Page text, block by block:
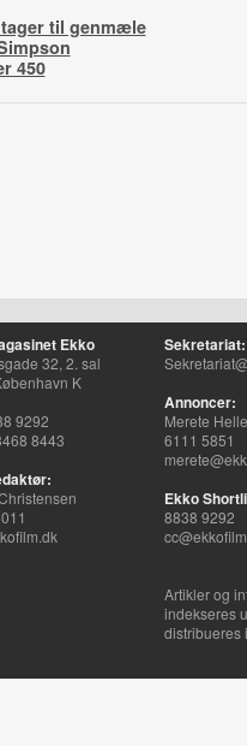
til genmæle
450
Ekko
32, 2. sal
K
9292
8443
Sekretariat:
Annoncer:
Merete
6111 5851
Ekko
8838 9292
Artikler og
indekseres
distribueres